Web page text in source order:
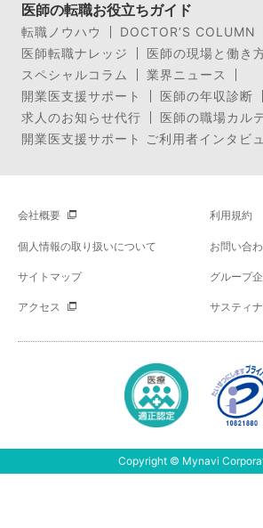
医師の転職お役立ちガイド
転職ノウハウ
DOCTOR’S COLUMN
医師転職ナレッジ
医師の現場と働き
スペシャルコラム
業界ニュース
開業医支援サポート
医師の年収診断
求人のお知らせ代行
医師の職場カル
開業医支援サポート ご利用者インタビ
会社概要 利用規約
個人情報の取り扱いについて お問い合
サイトマップ グループ
アクセス サスティ
Copyright © Mynavi